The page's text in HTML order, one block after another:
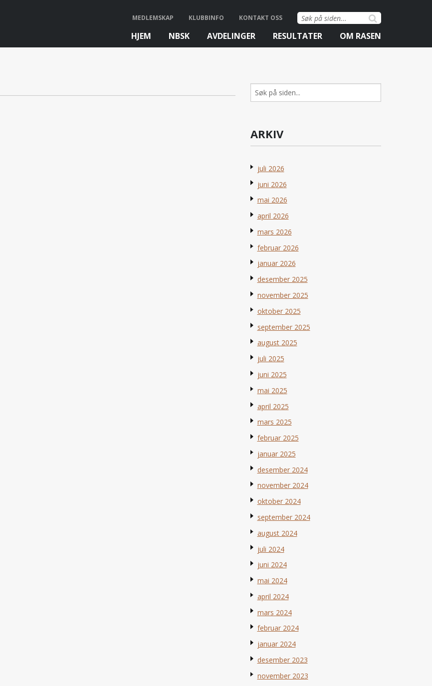
Søk
etter:
MEDLEMSKAP KLUBBINFO KONTAKT OSS
HJEM NBSK AVDELINGER RESULTATER OM RASEN
Søk
etter:
ARKIV
juli 2026
juni 2026
mai 2026
april 2026
mars 2026
februar 2026
januar 2026
desember 2025
november 2025
oktober 2025
september 2025
august 2025
juli 2025
juni 2025
mai 2025
april 2025
mars 2025
februar 2025
januar 2025
desember 2024
november 2024
oktober 2024
september 2024
august 2024
juli 2024
juni 2024
mai 2024
april 2024
mars 2024
februar 2024
januar 2024
desember 2023
november 2023